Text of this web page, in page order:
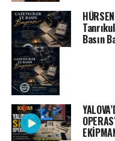
Basın